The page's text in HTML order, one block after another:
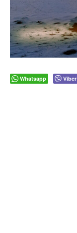
Whatsapp Viber